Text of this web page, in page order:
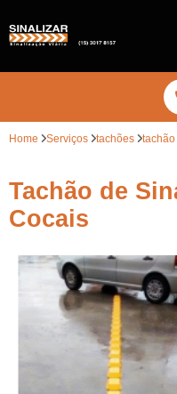
Home Serviços tachões tachão
Tachão de
Cocais